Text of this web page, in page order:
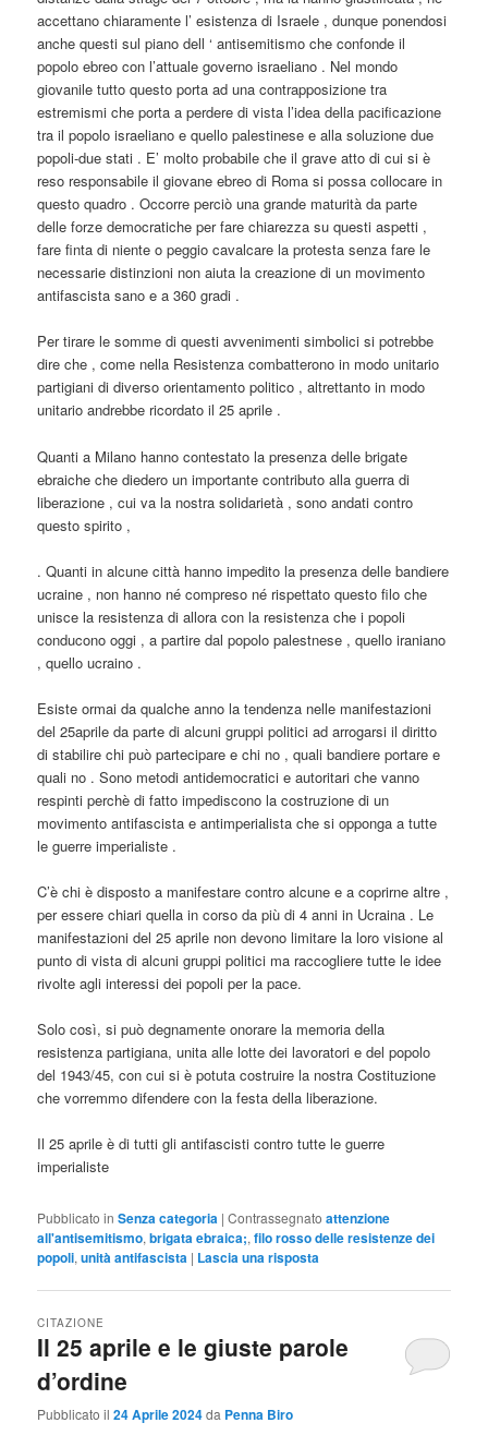
accettano chiaramente l’ esistenza di Israele , dunque ponendosi
anche questi sul piano dell ‘ antisemitismo che confonde il
popolo ebreo con l’attuale governo israeliano . Nel mondo
giovanile tutto questo porta ad una contrapposizione tra
estremismi che porta a perdere di vista l’idea della pacificazione
tra il popolo israeliano e quello palestinese e alla soluzione due
popoli-due stati . E’ molto probabile che il grave atto di cui si è
reso responsabile il giovane ebreo di Roma si possa collocare in
questo quadro . Occorre perciò una grande maturità da parte
delle forze democratiche per fare chiarezza su questi aspetti ,
fare finta di niente o peggio cavalcare la protesta senza fare le
necessarie distinzioni non aiuta la creazione di un movimento
antifascista sano e a 360 gradi .
Per tirare le somme di questi avvenimenti simbolici si potrebbe
dire che , come nella Resistenza combatterono in modo unitario
partigiani di diverso orientamento politico , altrettanto in modo
unitario andrebbe ricordato il 25 aprile .
Quanti a Milano hanno contestato la presenza delle brigate
ebraiche che diedero un importante contributo alla guerra di
liberazione , cui va la nostra solidarietà , sono andati contro
questo spirito ,
. Quanti in alcune città hanno impedito la presenza delle bandiere
ucraine , non hanno né compreso né rispettato questo filo che
unisce la resistenza di allora con la resistenza che i popoli
conducono oggi , a partire dal popolo palestnese , quello iraniano
, quello ucraino .
Esiste ormai da qualche anno la tendenza nelle manifestazioni
del 25aprile da parte di alcuni gruppi politici ad arrogarsi il diritto
di stabilire chi può partecipare e chi no , quali bandiere portare e
quali no . Sono metodi antidemocratici e autoritari che vanno
respinti perchè di fatto impediscono la costruzione di un
movimento antifascista e antimperialista che si opponga a tutte
le guerre imperialiste .
C’è chi è disposto a manifestare contro alcune e a coprirne altre ,
per essere chiari quella in corso da più di 4 anni in Ucraina . Le
manifestazioni del 25 aprile non devono limitare la loro visione al
punto di vista di alcuni gruppi politici ma raccogliere tutte le idee
rivolte agli interessi dei popoli per la pace.
Solo così, si può degnamente onorare la memoria della
resistenza partigiana, unita alle lotte dei lavoratori e del popolo
del 1943/45, con cui si è potuta costruire la nostra Costituzione
che vorremmo difendere con la festa della liberazione.
Il 25 aprile è di tutti gli antifascisti contro tutte le guerre
imperialiste
Pubblicato in Senza categoria |Contrassegnato attenzione
all'antisemitismo,brigata ebraica;,filo rosso delle resistenze dei
popoli,unità antifascista | Lascia una risposta
Il 25 aprile e le giuste parole
d’ordine
CITAZIONE
Pubblicato il24 Aprile 2024da Penna Biro